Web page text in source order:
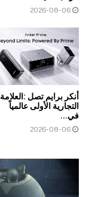
2026-08-06
أنكر برايم تصل :العلامة
التجارية الأولى عالمياً
في...
2026-08-06